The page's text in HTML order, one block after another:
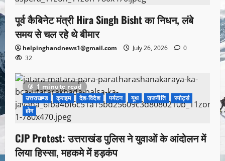
पूर्व कैबिनेट मंत्री Hira Singh Bisht का निधन, लंबे
समय से चल रहे थे बीमार
helpinghandnews1@gmail.com July 26, 2026
0
32
1 minute read
उत्तराखण्ड
क्राइम देश-विदेश पर्यटन यूथ राजनीति
स्पोर्ट्स
होम
CJP Protest: उत्तराखंड पुलिस ने युवाओं के आंदोलन में
लिया हिस्सा, महकमे में हड़कंप